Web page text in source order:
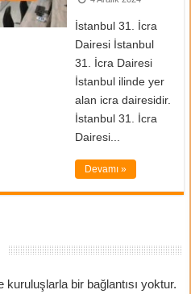
İstanbul 31. İcra
Dairesi İstanbul
31. İcra Dairesi
İstanbul ilinde yer
alan icra dairesidir.
İstanbul 31. İcra
Dairesi...
Devamı »
bir bağlantısı yoktur.